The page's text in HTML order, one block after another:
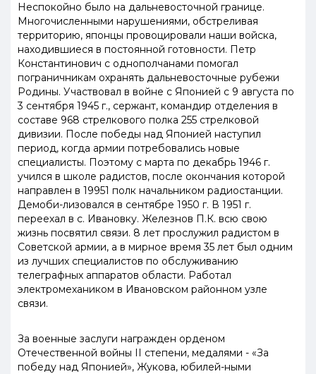
Неспокойно было на дальневосточной границе.
Многочисленными нарушениями, обстреливая
территорию, японцы провоцировали наши войска,
находившиеся в постоянной готовности. Петр
Константинович с однополчанами помогал
пограничникам охранять дальневосточные рубежи
Родины. Участвовал в войне с Японией с 9 августа по
3 сентября 1945 г., сержант, командир отделения в
составе 968 стрелкового полка 255 стрелковой
дивизии. После победы над Японией наступил
период, когда армии потребовались новые
специалисты. Поэтому с марта по декабрь 1946 г.
учился в школе радистов, после окончания которой
направлен в 19951 полк начальником радиостанции.
Демоби-лизовался в сентябре 1950 г. В 1951 г.
переехал в с. Ивановку. Железнов П.К. всю свою
жизнь посвятил связи. 8 лет прослужил радистом в
Советской армии, а в мирное время 35 лет был одним
из лучших специалистов по обслуживанию
телеграфных аппаратов области. Работал
электромехаником в Ивановском районном узле
связи.
За военные заслуги награжден орденом
Отечественной войны II степени, медалями - «За
победу над Японией», Жукова, юбилей-ными